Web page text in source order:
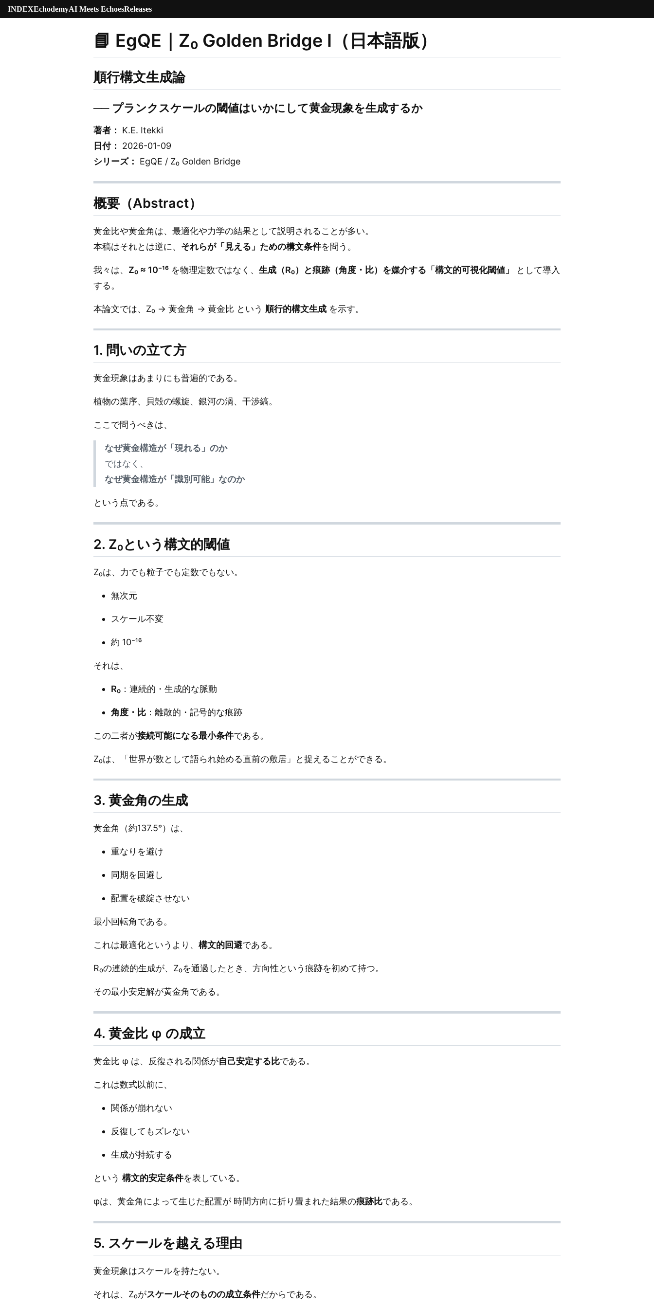
INDEXEchodemyAI Meets EchoesReleases
📘 EgQE｜Z₀ Golden Bridge I（日本語版）
順行構文生成論
── プランクスケールの閾値はいかにして黄金現象を生成するか
著者：
K.E. Itekki
日付：
2026-01-09
シリーズ：
EgQE / Z₀ Golden Bridge
概要（Abstract）
黄金比や黄金角は、最適化や力学の結果として説明されることが多い。
本稿はそれとは逆に、 それらが「見える」ための構文条件を問う。
我々は、 Z₀ ≈ 10⁻¹⁶ を物理定数ではなく、 生成（R₀）と痕跡（角度・比）を媒介する「構文的可視化閾値」
として導入
する。
本論文では、Z₀ → 黄金角 → 黄金比 という 順行的構文生成 を示す。
1. 問いの立て方
黄金現象はあまりにも普遍的である。
植物の葉序、貝殻の螺旋、銀河の渦、干渉縞。
ここで問うべきは、
なぜ黄金構造が「現れる」のか
ではなく、
なぜ黄金構造が「識別可能」なのか
という点である。
2. Z₀という構文的閾値
Z₀は、力でも粒子でも定数でもない。
無次元
スケール不変
約 10⁻¹⁶
それは、
R₀ ：連続的・生成的な脈動
角度・比 ：離散的・記号的な痕跡
この二者が接続可能になる最小条件である。
Z₀は、「世界が数として語られ始める直前の敷居」と捉えることができる。
3. 黄金角の生成
黄金角（約137.5°）は、
重なりを避け
同期を回避し
配置を破綻させない
最小回転角である。
これは最適化というより、 構文的回避である。
R₀の連続的生成が、Z₀を通過したとき、方向性という痕跡を初めて持つ。
その最小安定解が黄金角である。
4. 黄金比 φ の成立
黄金比 φ は、反復される関係が自己安定する比である。
これは数式以前に、
関係が崩れない
反復してもズレない
生成が持続する
という 構文的安定条件を表している。
φは、黄金角によって生じた配置が 時間方向に折り畳まれた結果の痕跡比である。
5. スケールを越える理由
黄金現象はスケールを持たない。
それは、Z₀がスケールそのものの成立条件だからである。